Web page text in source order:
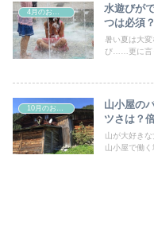
4月のお祭り
水遊びが
つは必須
暑い夏は大
び……更に言
山小屋の
ツさは？
山が大好き
山小屋で働く